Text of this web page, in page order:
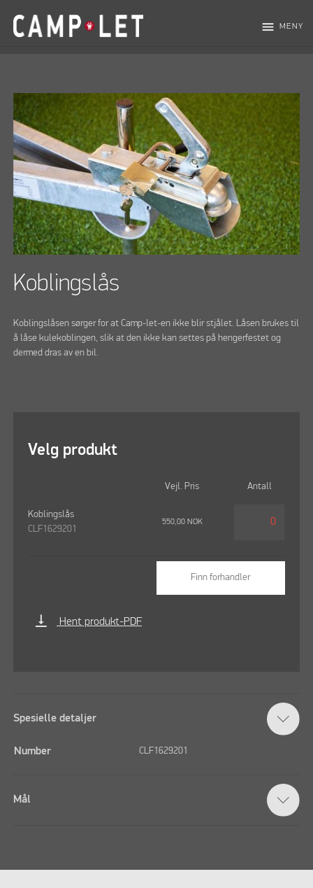
menu MENY
Koblingslås
Koblingslåsen sørger for at Camp-let-en ikke blir stjålet. Låsen brukes til
å låse kulekoblingen, slik at den ikke kan settes på hengerfestet og
dermed dras av en bil.
Velg produkt
Vejl. Pris Antall
Koblingslås
CLF1629201
550,00 NOK
Finn forhandler
vertical_align_bottom Hent produkt-PDF
Spesielle detaljer
Number CLF1629201
Mål